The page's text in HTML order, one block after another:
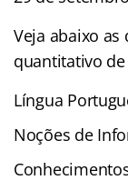
Veja abaixo
quantitativo
Língua
Noções de